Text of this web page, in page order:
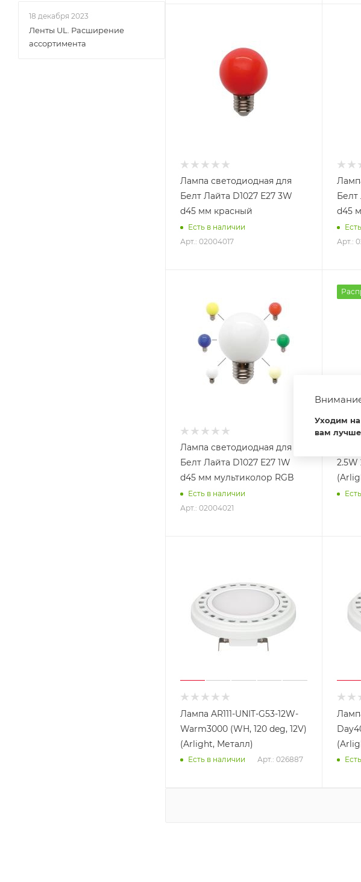
Лампа светодиодная для
Белт Лайта D1027 Е27 3W
d45 мм красный
Есть в наличии
Арт.: 02004017
Белт
d45
Арт.:
Лампа светодиодная для
Белт Лайта D1027 Е27 1W
d45 мм мультиколор RGB
Есть в наличии
Арт.: 02004021
2.5W
Лампа AR111-UNIT-G53-12W-
Warm3000 (WH, 120 deg, 12V)
(Arlight, Металл)
Есть в наличии Арт.: 026887
18 декабря 2023
Ленты UL. Расширение
ассортимента
Уходим
вам